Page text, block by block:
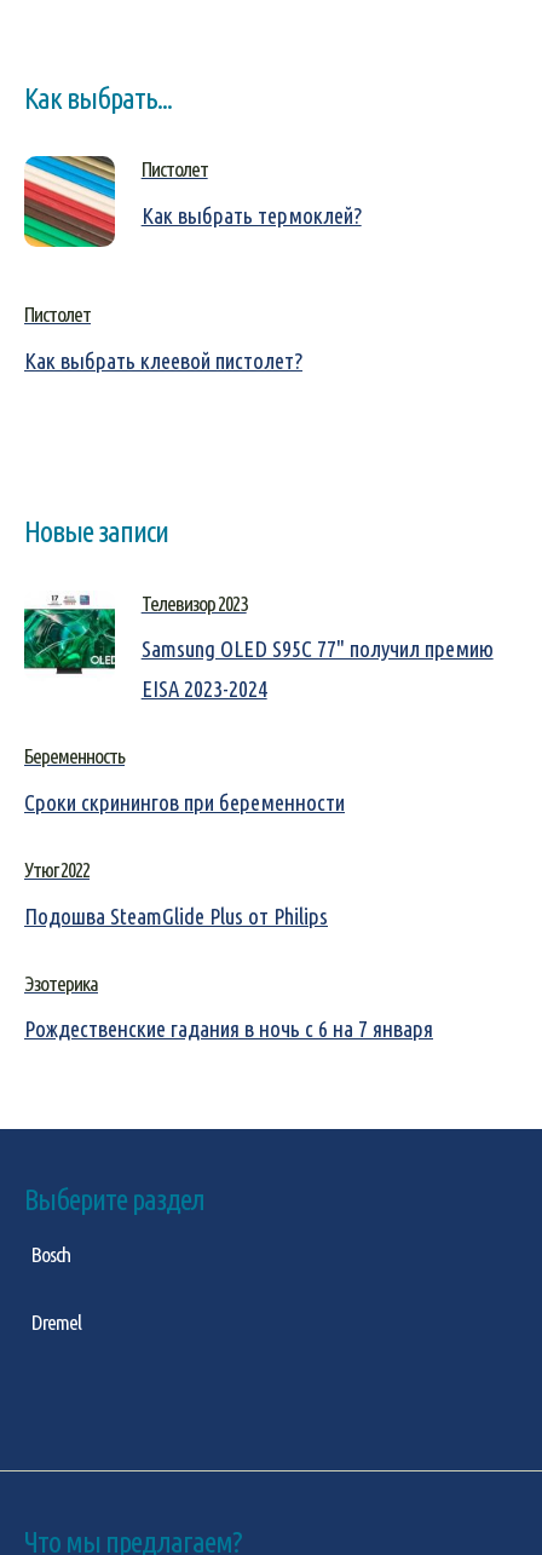
Как выбрать...
Пистолет
Как выбрать термоклей?
Пистолет
Как выбрать клеевой пистолет?
Новые записи
Телевизор 2023
Samsung OLED S95C 77" получил премию
EISA 2023-2024
Беременность
Сроки скринингов при беременности
Утюг 2022
Подошва SteamGlide Plus от Philips
Эзотерика
Рождественские гадания в ночь с 6 на 7 января
Выберите раздел
Bosch
Dremel
Что мы предлагаем?